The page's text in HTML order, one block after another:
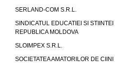
SERLAND-COM S.R.L.
SINDICATUL EDUCATIEI SI STIINTEI
REPUBLICA MOLDOVA
SLOIMPEX S.R.L.
SOCIETATEA AMATORILOR DE CIINI